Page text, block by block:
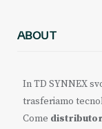
ABOUT
In TD SYNNEX
trasferiamo
Come